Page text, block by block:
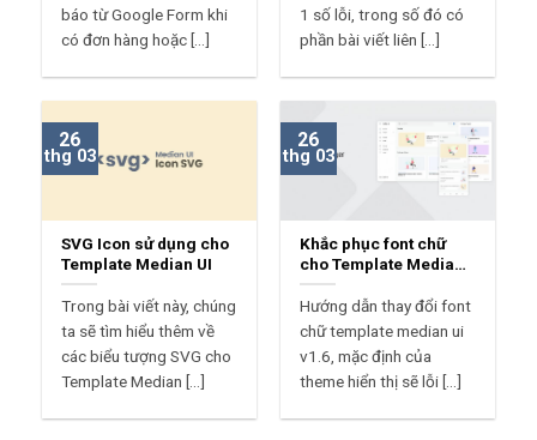
báo từ Google Form khi
có đơn hàng hoặc [...]
1 số lỗi, trong số đó có
phần bài viết liên [...]
SVG Icon sử dụng cho
Template Median UI
Trong bài viết này, chúng
ta sẽ tìm hiểu thêm về
các biểu tượng SVG cho
Template Median [...]
26
thg 03
Khắc phục font chữ
cho Template Median
UI
Hướng dẫn thay đổi font
chữ template median ui
v1.6, mặc định của
theme hiển thị sẽ lỗi [...]
26
thg 03